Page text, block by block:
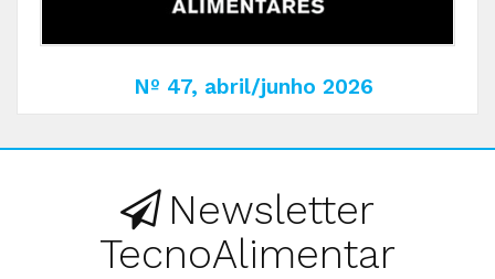
Nº 47, abril/junho 2026
Newsletter
TecnoAlimentar